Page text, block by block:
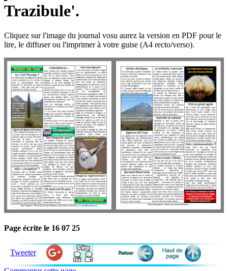
Trazibule'.
Cliquez sur l'image du journal vosu aurez la version en PDF pour le
lire, le diffuser ou l'imprimer à votre guise (A4 recto/verso).
Page écrite le 16 07 25
Tweeter